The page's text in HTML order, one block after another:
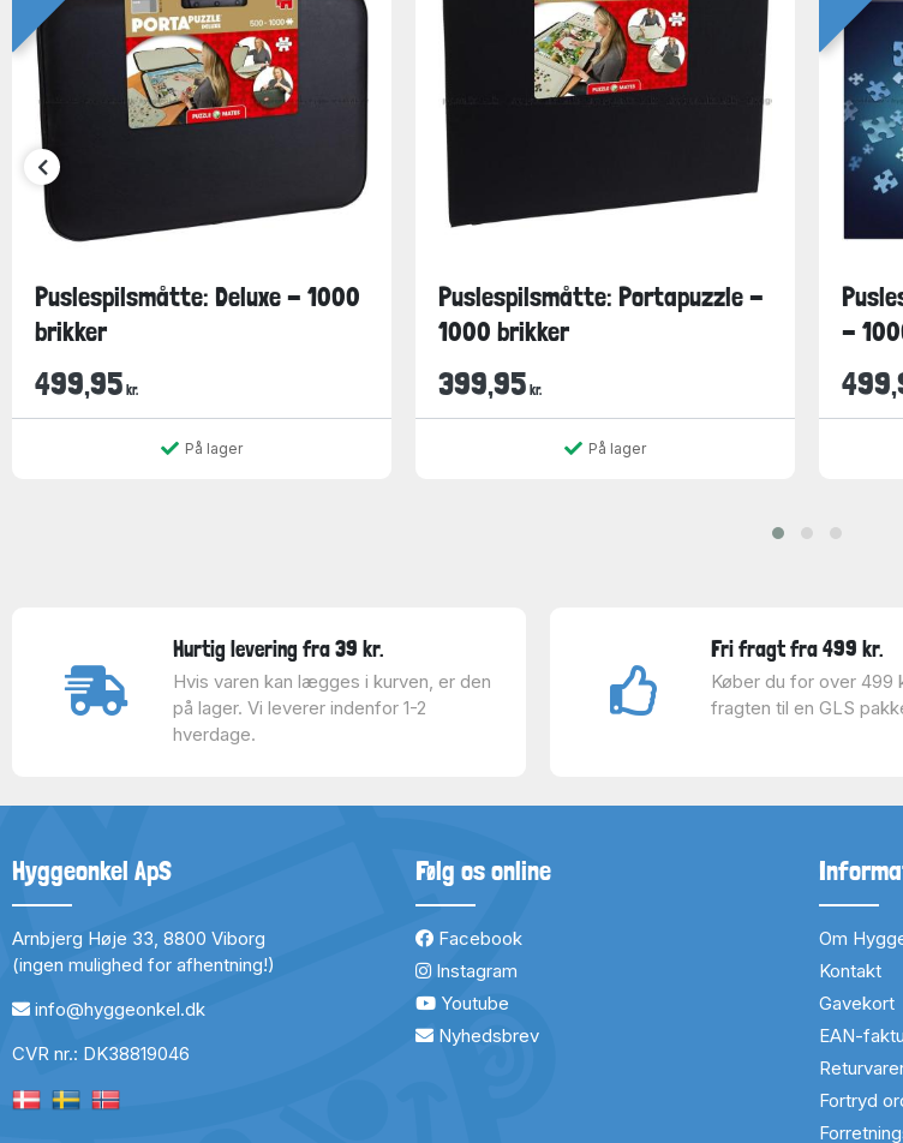
Puslespilsmåtte: Deluxe - 1000
brikker
499,95 kr.
På lager
Puslespilsmåtte: Portapuzzle -
1000 brikker
399,95 kr.
På lager
-
Hurtig levering fra 39 kr.
Hvis varen kan lægges i kurven, er den
på lager. Vi leverer indenfor 1-2
hverdage.
Fri fragt fra 499 kr.
Køber du for over 499
fragten til en GLS
Hyggeonkel ApS
Arnbjerg Høje 33, 8800 Viborg
(ingen mulighed for afhentning!)
info@hyggeonkel.dk
CVR nr.: DK38819046
Følg os online
Facebook
Instagram
Youtube
Nyhedsbrev
Om
Kontakt
Gavekort
EAN-
Fortryd